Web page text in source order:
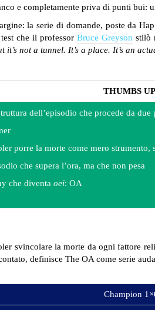
e completamente priva di punti bui:
la serie di domande, poste da
test che il professorBruce Greyson stilò
it’s not a tunnel. It’s a place. It’s an
THUMBS UP
dell’episodio che procede da
porre la morte come mero strumento,
che supera l’ora, ma che non pesa
che diventa oei: OA
svincolare la morte da ogni fattore
definisce The OA come serie
Champion